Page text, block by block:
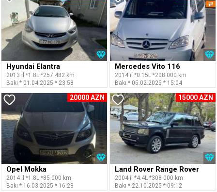
Hyundai Elantra
2013 il *1.8L *257 482 km
Bakı * 01.04.2025 * 23:58
⇄
Mercedes Vito 116
2014 il *0.15L *208 000 km
Bakı * 05.02.2025 * 15:04
20000 AZN
Opel Mokka
2014 il *1.8L *85 000 km
Bakı * 16.03.2025 * 16:23
15000 AZN
Land Rover Range Rover
2004 il *4.4L *308 000 km
Bakı * 22.10.2025 * 09:12